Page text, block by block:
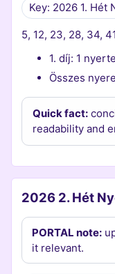
Key: 2026 1. Hét
5, 12, 23, 28, 34,
1. díj: 1
Összes
Quick fact:
readability and
2026 2. Hét
PORTAL note:
it relevant.